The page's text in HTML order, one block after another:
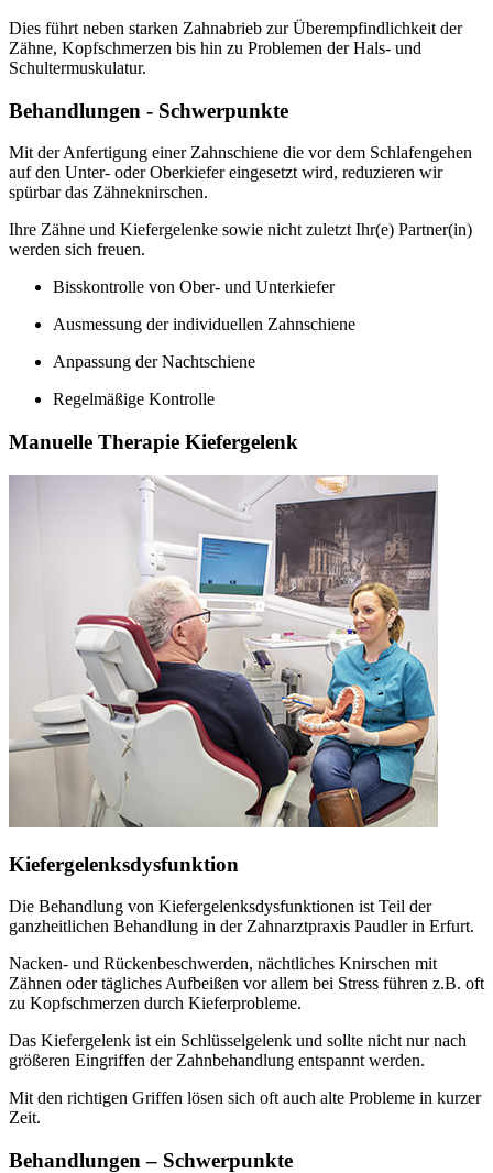
Dies führt neben starken Zahnabrieb zur Überempfindlichkeit der
Zähne, Kopfschmerzen bis hin zu Problemen der Hals- und
Schultermuskulatur.
Behandlungen - Schwerpunkte
Mit der Anfertigung einer Zahnschiene die vor dem Schlafengehen
auf den Unter- oder Oberkiefer eingesetzt wird, reduzieren wir
spürbar das Zähneknirschen.
Ihre Zähne und Kiefergelenke sowie nicht zuletzt Ihr(e) Partner(in)
werden sich freuen.
Bisskontrolle von Ober- und Unterkiefer
Ausmessung der individuellen Zahnschiene
Anpassung der Nachtschiene
Regelmäßige Kontrolle
Manuelle Therapie Kiefergelenk
Kiefergelenksdysfunktion
Die Behandlung von Kiefergelenksdysfunktionen ist Teil der
ganzheitlichen Behandlung in der Zahnarztpraxis Paudler in Erfurt.
Nacken- und Rückenbeschwerden, nächtliches Knirschen mit
Zähnen oder tägliches Aufbeißen vor allem bei Stress führen z.B. oft
zu Kopfschmerzen durch Kieferprobleme.
Das Kiefergelenk ist ein Schlüsselgelenk und sollte nicht nur nach
größeren Eingriffen der Zahnbehandlung entspannt werden.
Mit den richtigen Griffen lösen sich oft auch alte Probleme in kurzer
Zeit.
Behandlungen – Schwerpunkte